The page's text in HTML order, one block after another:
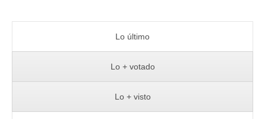
Lo último
Lo + votado
Lo + visto